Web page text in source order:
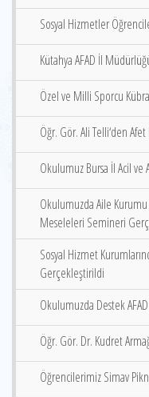
Sosyal Hizmetler
Kütahya AFAD İl
Özel ve Milli Sporcu
Öğr. Gör. Ali Telli‘den
Okulumuz Bursa İl Acil
Okulumuzda Aile
Meseleleri Semineri
Sosyal Hizmet
Gerçekleştirildi
Okulumuzda Destek
Öğr. Gör. Dr. Kudret
Öğrencilerimiz Simav